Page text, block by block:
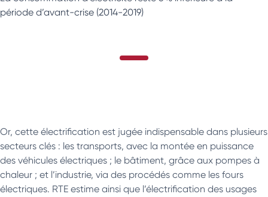
période d’avant-crise (2014-2019)
Or, cette électrification est jugée indispensable dans plusieurs
secteurs clés : les transports, avec la montée en puissance
des véhicules électriques ; le bâtiment, grâce aux pompes à
chaleur ; et l’industrie, via des procédés comme les fours
électriques. RTE estime ainsi que l’électrification des usages